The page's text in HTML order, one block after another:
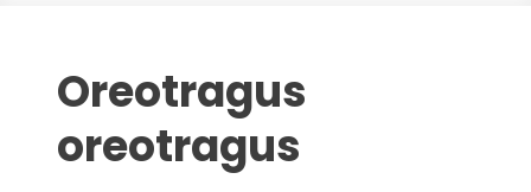
Oreotragus
oreotragus